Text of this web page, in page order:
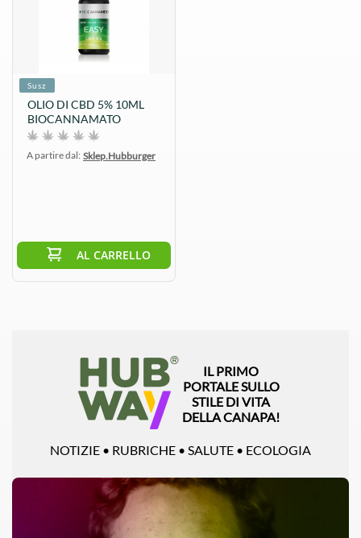
Susz
OLIO DI CBD 5% 10ML
BIOCANNAMATO
A partire dal: Sklep.Hubburger
AL CARRELLO
IL PRIMO
PORTALE SULLO
STILE DI VITA
DELLA CANAPA!
NOTIZIE • RUBRICHE • SALUTE • ECOLOGIA